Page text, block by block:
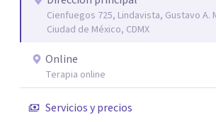
Cienfuegos 725, Lindavista, Gustavo A.
Ciudad de México, CDMX
Online
Terapia online
Servicios y precios